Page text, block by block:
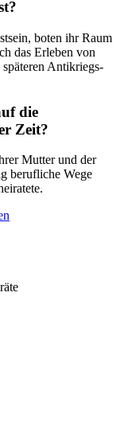
boten ihr Raum
das Erleben von
Antikriegs-
die
Zeit?
Mutter und der
berufliche Wege